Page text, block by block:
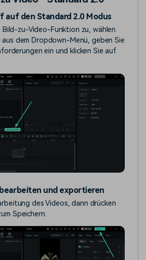
auf den Standard 2.0 Modus
Bild-zu-Video-Funktion zu, wählen
aus dem Dropdown-Menü, geben Sie
ein und klicken Sie auf
und exportieren
des Videos, dann drücken
Speichern.